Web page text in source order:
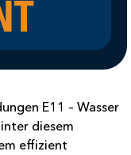
E11 – Wasser
diesem
effizient